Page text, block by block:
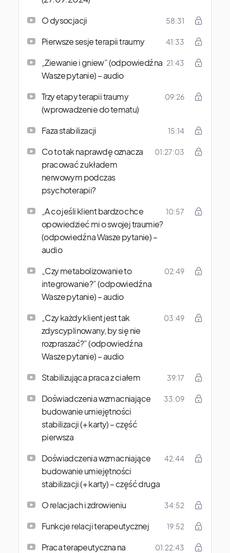
O dysocjacji
58:31
Pierwsze sesje terapii traumy 41:33
„Ziewanie i gniew” (odpowiedź na
Wasze pytanie) – audio
21:43
Trzy etapy terapii traumy
(wprowadzenie do tematu)
09:26
Faza stabilizacji 15:14
Co to tak naprawdę oznacza
pracować z układem
nerwowym podczas
psychoterapii?
01:27:03
„A co jeśli klient bardzo chce
opowiedzieć mi o swojej traumie?
(odpowiedź na Wasze pytanie) –
audio
10:57
„Czy metabolizowanie to
integrowanie?” (odpowiedź na
Wasze pytanie) – audio
02:49
„Czy każdy klient jest tak
zdyscyplinowany, by się nie
rozpraszać?” (odpowiedź na
Wasze pytanie) – audio
03:49
Stabilizująca praca z ciałem 39:17
Doświadczenia wzmacniające
budowanie umiejętności
stabilizacji (+ karty) – część
pierwsza
33:09
Doświadczenia wzmacniające
budowanie umiejętności
stabilizacji (+ karty) – część druga
42:44
O relacjach i zdrowieniu 34:52
Funkcje relacji terapeutycznej 19:52
Praca terapeutyczna na
01:22:43